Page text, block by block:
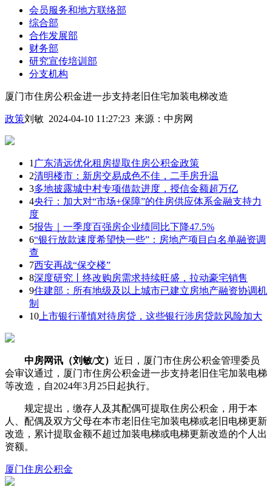
会员服务和地方联络部
综合部
合作发展部
财务部
研究宣传培训部
分支机构
厦门市住房公积金进一步支持老旧住宅加装电梯改造
政策刘敏 2024-04-10 11:27:23 来源： 中房网
1 广东清远优化租房提取住房公积金政策
2清明楼市：新房交易成色不佳，二手房升温
3多地披露城中村专项借款进度，授信金额超万亿
4央行：加大对“市场+保障”的住房供应体系金融支持力
度
5报告｜一季度百强房企业绩同比下降47.5%
6“银行放款速度希望快一些”：房地产项目白名单融资调
查
7西安再战“保交楼”
8深度研究丨终改购房需求持续旺盛，拉动豪宅销售
9住建部：所有地级及以上城市已建立房地产融资协调机
制
10 上市银行谨慎对待房贷，这些银行涉房贷款风险加大
中房网讯（刘敏/文） 近日，厦门市住房公积金管理委员
会审议通过，厦门市住房公积金进一步支持老旧住宅加装电梯
等改造，自2024年3月25日起执行。
规定提出，缴存人及其配偶可提取住房公积金，用于本
人、配偶及双方父母在本市老旧住宅加装电梯或老旧电梯更新
改造，累计提取金额不超过加装电梯或电梯更新改造的个人出
资额。
厦门住房公积金